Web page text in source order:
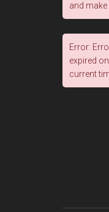
and
Error:
expired
current